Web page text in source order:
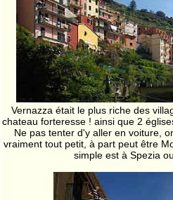
Vernazza était le plus riche des
chateau forteresse ! ainsi que 2
Ne pas tenter d'y aller en voiture,
vraiment tout petit, à part peut être
simple est à Spezia